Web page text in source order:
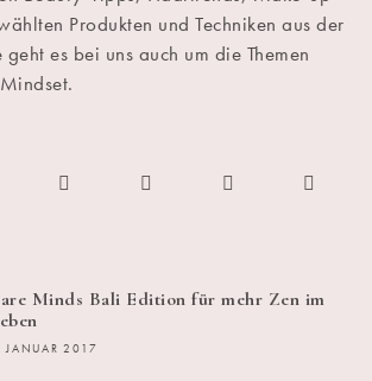
Produkten und Techniken aus der
es bei uns auch um die Themen
Minds Bali Edition für mehr Zen im
JANUAR 2017